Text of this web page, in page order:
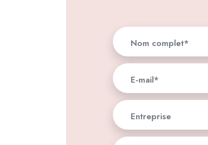
Nom complet*
E-mail*
Entreprise